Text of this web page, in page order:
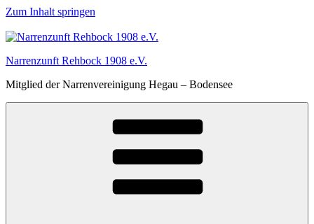
Zum Inhalt springen
Narrenzunft Rehbock 1908 e.V.
Mitglied der Narrenvereinigung Hegau – Bodensee